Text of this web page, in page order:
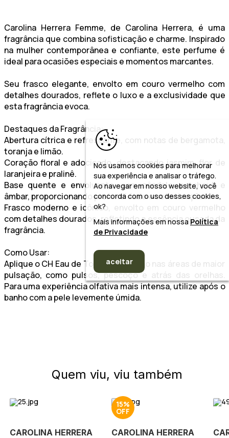
Carolina Herrera Femme, de Carolina Herrera, é uma
fragrância que combina sofisticação e charme. Inspirado
na mulher contemporânea e confiante, este perfume é
ideal para ocasiões especiais e momentos marcantes.
Seu frasco elegante, envolto em couro vermelho com
detalhes dourados, reflete o luxo e a exclusividade que
esta fragrância evoca.
Destaques da Fragrância:
Abertura cítrica e refrescante, com notas de bergamota,
toranja e limão.
Coração floral e adocicado, destacando jasmim, flor de
laranjeira e pralinê.
Base quente e envolvente, com sândalo, patchouli e
âmbar, proporcionando profundidade e sofisticação.
Frasco moderno e icônico, envolto em couro vermelho
com detalhes dourados, refletindo a essência ousada da
fragrância.
Como Usar:
Aplique o CH Eau de Toilette Feminino nas áreas de maior
pulsação, como pulsos, pescoço e atrás das orelhas.
Para uma experiência olfativa mais intensa, utilize após o
banho com a pele levemente úmida.
Quem viu, viu também
CAROLINA HERRERA
15%
CAROLINA HERRERA
Nós usamos cookies para melhorar
sua experiência e analisar o tráfego.
Ao navegar em nosso website, você
concorda com o uso desses cookies,
ok?
Mais informações em nossaPolítica
de Privacidade
aceitar